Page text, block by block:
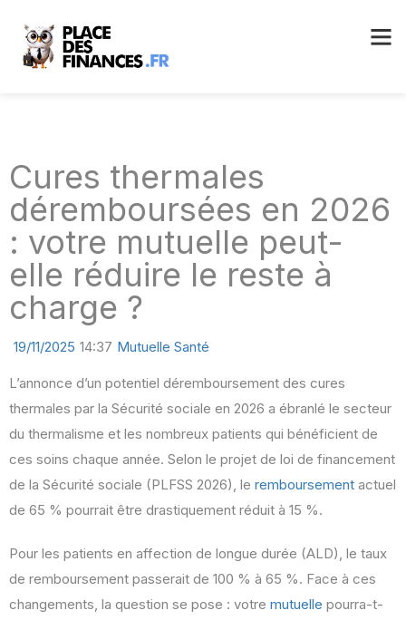
Cures thermales
déremboursées en 2026
: votre mutuelle peut-
elle réduire le reste à
charge ?
19/11/2025 14:37 Mutuelle Santé
L’annonce d’un potentiel déremboursement des cures
thermales par la Sécurité sociale en 2026 a ébranlé le secteur
du thermalisme et les nombreux patients qui bénéficient de
ces soins chaque année. Selon le projet de loi de financement
de la Sécurité sociale (PLFSS 2026), le remboursement actuel
de 65 % pourrait être drastiquement réduit à 15 %.
Pour les patients en affection de longue durée (ALD), le taux
de remboursement passerait de 100 % à 65 %. Face à ces
changements, la question se pose : votre mutuelle pourra-t-